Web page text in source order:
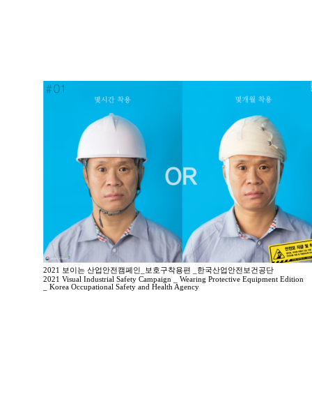
2021 보이는 산업안전캠페인_보호구착용편 _한국산업안전보건공단
2021 Visual Industrial Safety Campaign _ Wearing Protective Equipment Edition
_ Korea Occupational Safety and Health Agency